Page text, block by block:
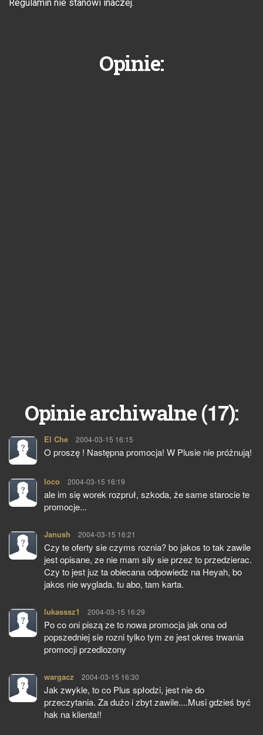
Regulamin nie stanowi inaczej.
Opinie:
Opinie archiwalne (17):
El Che pisze:
2004-03-15 16:15
O proszę ! Następna promocja! W Plusie nie próżnują!
loco pisze:
2004-03-15 16:19
ale im się worek rozpruł, szkoda, że same starocie te
promocje...
Janush pisze:
2004-03-15 16:21
Czy te oferty sie czyms roznia? bo jakos to tak zawile
jest opisane, ze nie mam sily sie przez to przedzierac.
Czy to jest juz ta obiecana odpowiedz na Heyah, bo
jakos nie wyglada. tu abo, tam karta.
lukasssz1 pisze:
2004-03-15 16:29
Po co oni piszą ze to nowa promocja jak ona od
popszedniej sie rozni tylko tym ze jest okres trwania
promocji przedlozony
wargacz pisze:
2004-03-15 16:30
Jak zwykle, to co Plus spłodzi, jest nie do
przeczytania. Za dużo i zbyt zawile....Musi gdzieś być
hak na klienta!!